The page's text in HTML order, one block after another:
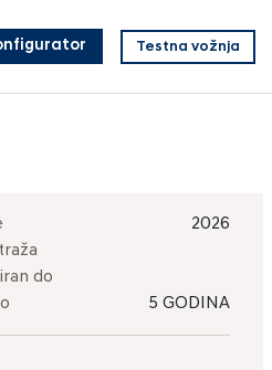
Testna vožnja
2026
do
5 GODINA